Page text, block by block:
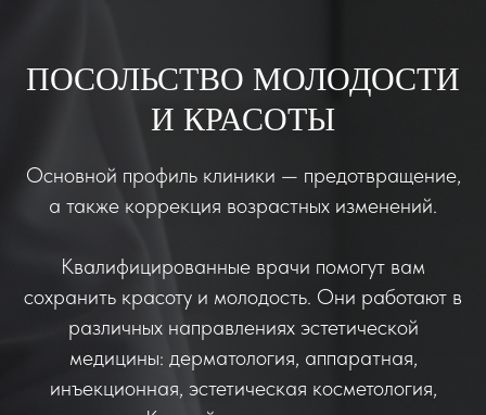
ПОСОЛЬСТВО МОЛОДОСТИ
И КРАСОТЫ
Основной профиль клиники — предотвращение,
а также коррекция возрастных изменений.
Квалифицированные врачи помогут вам
сохранить красоту и молодость. Они работают в
различных направлениях эстетической
медицины: дерматология, аппаратная,
инъекционная, эстетическая косметология,